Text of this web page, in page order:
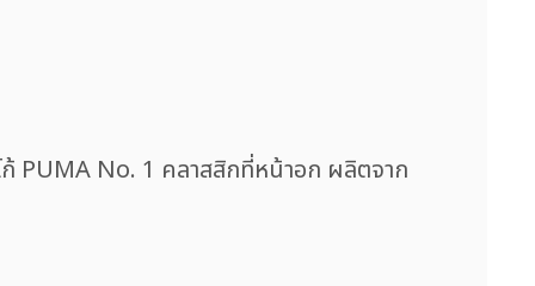
ก้ PUMA No. 1 คลาสสิกที่หน้าอก ผลิตจาก